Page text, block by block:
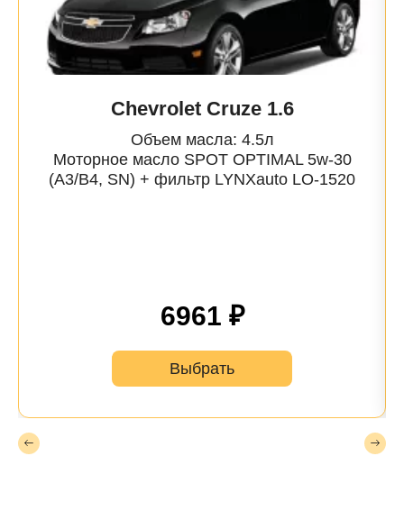
Chevrolet Cruze 1.6
Объем масла: 4.5л
Моторное масло SPOT OPTIMAL 5w-30
(A3/B4, SN) + фильтр LYNXauto LO-1520
6961 ₽
Выбрать